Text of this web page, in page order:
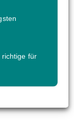
richtige für